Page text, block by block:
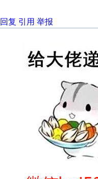
回复 引用 举报